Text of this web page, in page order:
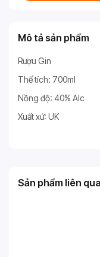
Mô tả sản phẩm
Rượu Gin
Thể tích: 700ml
Nồng độ: 40% Alc
Xuất xứ: UK
Sản phẩm liên